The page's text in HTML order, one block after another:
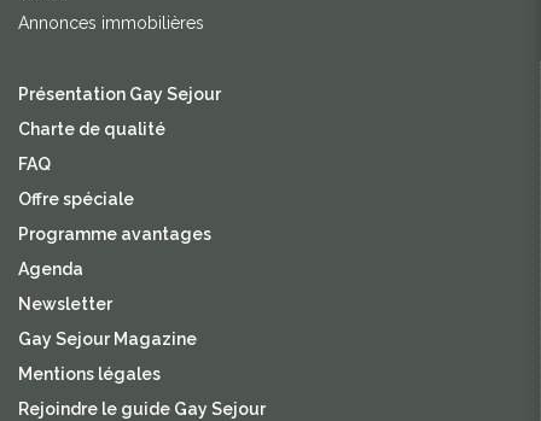
Annonces immobilières
Présentation Gay Sejour
Charte de qualité
FAQ
Offre spéciale
Programme avantages
Agenda
Newsletter
Gay Sejour Magazine
Mentions légales
Rejoindre le guide Gay Sejour